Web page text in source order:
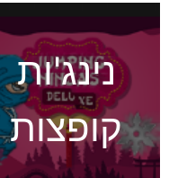
נינג'ות
קופצות